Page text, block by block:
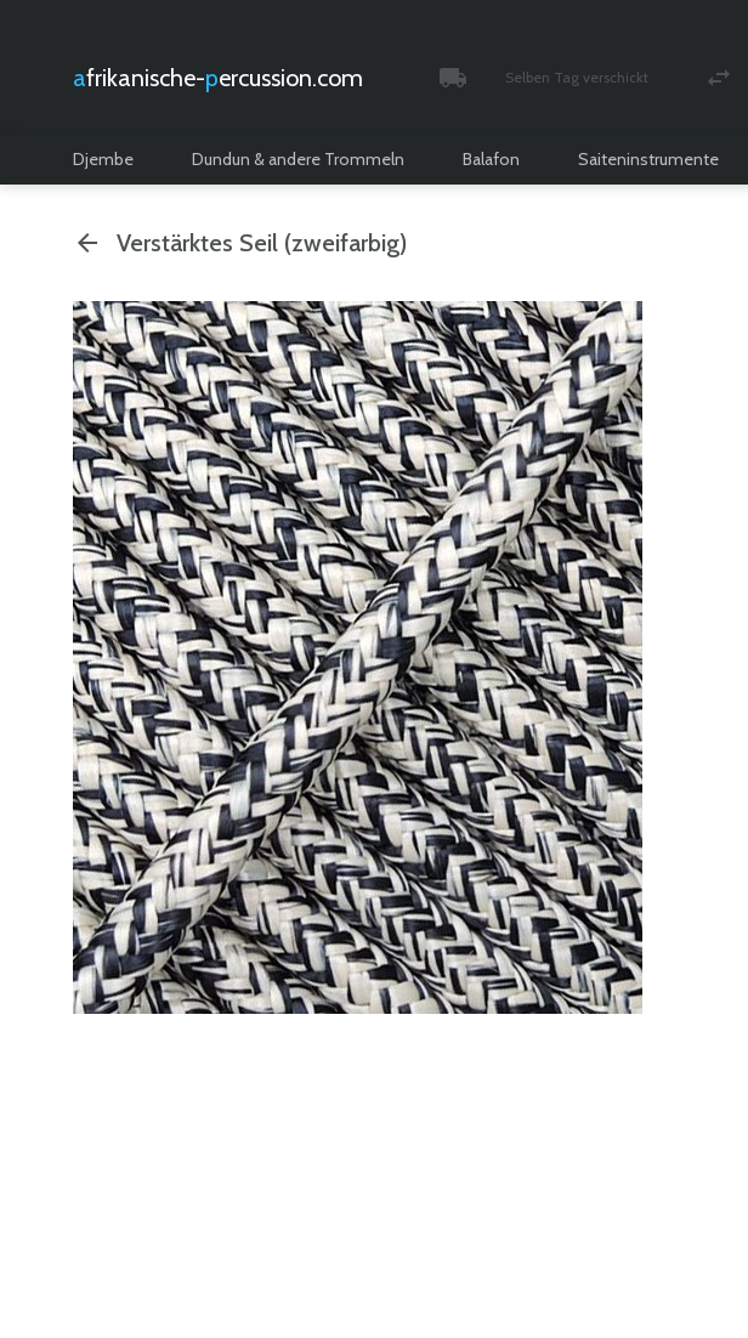
afrikanische- percussion.com Selben Tag verschickt
Djembe Dundun & andere Trommeln Balafon Saiteninstrumente
Verstärktes Seil (zweifarbig)